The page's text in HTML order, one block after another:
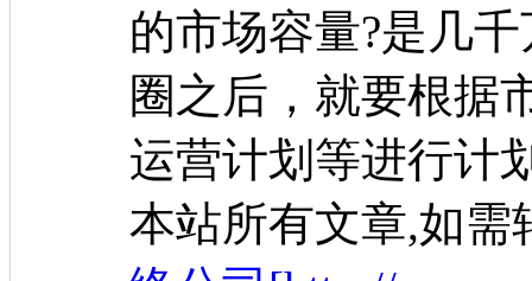
的市场容量?是几
圈之后，就要根据
运营计划等进行计
本站所有文章,如需